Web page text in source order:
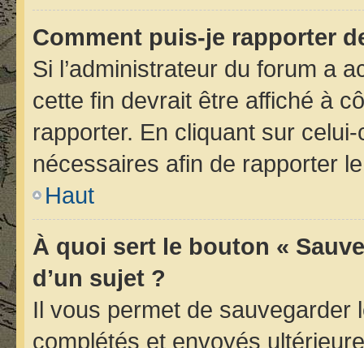
Comment puis-je rapporter
Si l’administrateur du forum a
cette fin devrait être affiché à
rapporter. En cliquant sur
nécessaires afin de rapporter
Haut
À quoi sert le bouton «
d’un sujet ?
Il vous permet de sauvegarder
complétés et envoyés